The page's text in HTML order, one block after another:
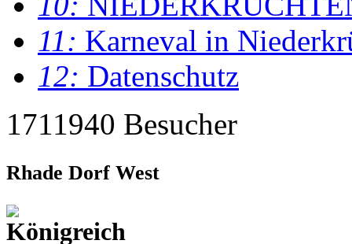
11: Karneval in
12: Datenschutz
1711940 Besucher
Rhade Dorf West